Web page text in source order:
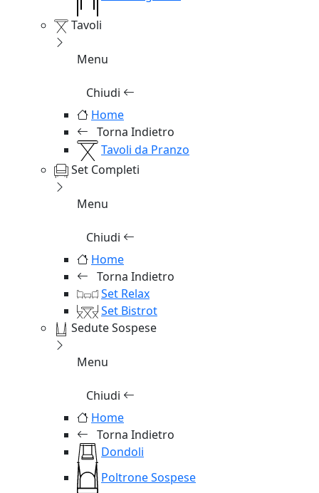
Tavoli
Menu
Chiudi
Home
Torna Indietro
Tavoli da Pranzo
Set Completi
Menu
Chiudi
Home
Torna Indietro
Set Relax
Set Bistrot
Sedute Sospese
Menu
Chiudi
Home
Torna Indietro
Dondoli
Poltrone Sospese